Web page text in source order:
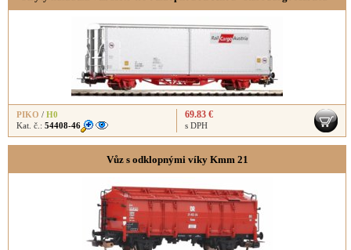
PIKO / H0
Kat. č.: 54408-46
69.83 €
s DPH
Vůz s odklopnými víky Kmm 21